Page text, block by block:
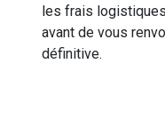
les frais
avant de vous
définitive.